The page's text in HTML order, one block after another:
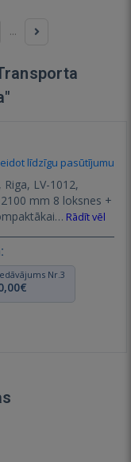
...
līdzīgu pasūtījumu
LV-1012,
kompaktākai… Rādīt vēl
Nr.3